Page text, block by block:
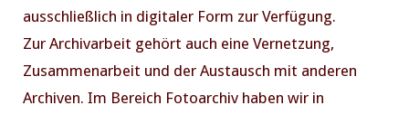
ausschließlich in digitaler Form zur Verfügung.
Zur Archivarbeit gehört auch eine Vernetzung,
Zusammenarbeit und der Austausch mit anderen
Archiven. Im Bereich Fotoarchiv haben wir in
PREVIOUS